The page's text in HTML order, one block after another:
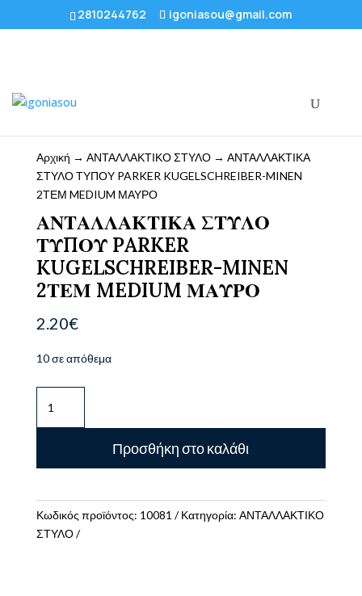
2810244762 igoniasou@gmail.com
Αρχική → ΑΝΤΑΛΛΑΚΤΙΚΟ ΣΤΥΛΟ→ ΑΝΤΑΛΛΑΚΤΙΚΑ
ΣΤΥΛΟ ΤΥΠΟΥ PARKER KUGELSCHREIBER-MINEN
2ΤΕΜ MEDIUM ΜΑΥΡΟ
ΑΝΤΑΛΛΑΚΤΙΚΑ ΣΤΥΛΟ
ΤΥΠΟΥ PARKER
KUGELSCHREIBER-MINEN
2ΤΕΜ MEDIUM ΜΑΥΡΟ
2.20€
10 σε απόθεμα
ΣΤΥΛΟ
ΤΥΠΟΥ
KUGELSCHREIBER-
MEDIUM
ΜΑΥΡΟ
Προσθήκη στο καλάθι
Κωδικός προϊόντος: 10081 Κατηγορία: ΑΝΤΑΛΛΑΚΤΙΚΟ
ΣΤΥΛΟ